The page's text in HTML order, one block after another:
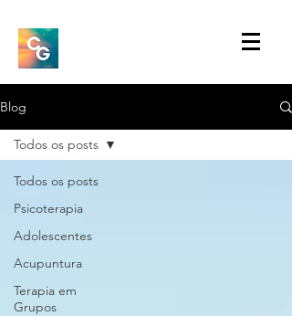
Blog
Todos os posts
Psicoterapia
Adolescentes
Acupuntura
Terapia em
Grupos
Todos os posts